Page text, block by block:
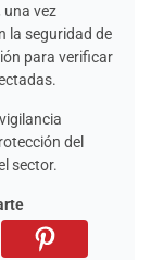
vez
la seguridad de
para verificar
del
sector.